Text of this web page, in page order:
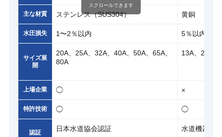
主な材質 ステンレス（SUS304） 黄銅
水圧損失 1〜2％以内 5％以内
サイズ展
開
20A、25A、32A、40A、50A、65A、
80A
13A、20A
上場企業 ◯ ×
特許技術 ◯ ◯
認証 日本水道協会認証 水道機器認
スクロールできます